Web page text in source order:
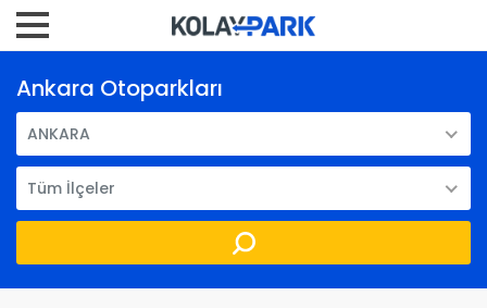
Ankara Otoparkları
ANKARA
Tüm İlçeler